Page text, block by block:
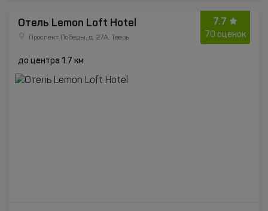
7.7
70 оценок
Отель Lemon Loft Hotel
Проспект Победы, д. 27А, Тверь
до центра 1.7 км